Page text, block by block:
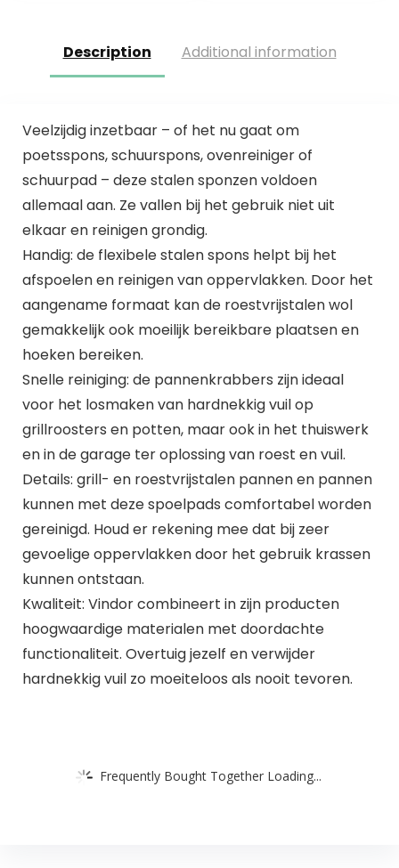
Description Additional information
Veelzijdig inzetbaar – of het nu gaat om
poetsspons, schuurspons, ovenreiniger of
schuurpad – deze stalen sponzen voldoen
allemaal aan. Ze vallen bij het gebruik niet uit
elkaar en reinigen grondig.
Handig: de flexibele stalen spons helpt bij het
afspoelen en reinigen van oppervlakken. Door het
aangename formaat kan de roestvrijstalen wol
gemakkelijk ook moeilijk bereikbare plaatsen en
hoeken bereiken.
Snelle reiniging: de pannenkrabbers zijn ideaal
voor het losmaken van hardnekkig vuil op
grillroosters en potten, maar ook in het thuiswerk
en in de garage ter oplossing van roest en vuil.
Details: grill- en roestvrijstalen pannen en pannen
kunnen met deze spoelpads comfortabel worden
gereinigd. Houd er rekening mee dat bij zeer
gevoelige oppervlakken door het gebruik krassen
kunnen ontstaan.
Kwaliteit: Vindor combineert in zijn producten
hoogwaardige materialen met doordachte
functionaliteit. Overtuig jezelf en verwijder
hardnekkig vuil zo moeiteloos als nooit tevoren.
Frequently Bought Together Loading...